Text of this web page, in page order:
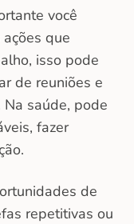
você
que
isso pode
de reuniões e
saúde, pode
fazer
de
repetitivas ou